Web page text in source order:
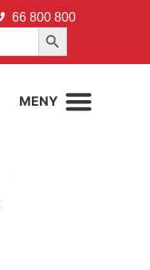
66 800 800
Search Button